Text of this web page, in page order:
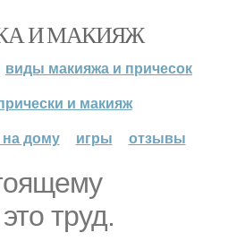
И МАКИЯЖ
виды макияжа и причесок
и макияж
дому
игры отзывы
труд.